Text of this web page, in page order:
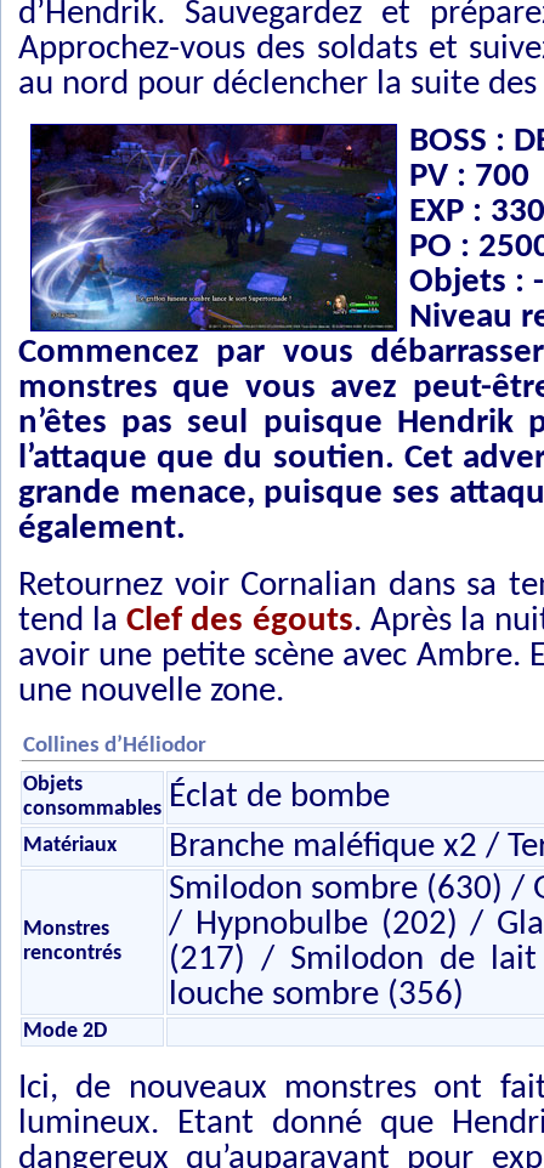
d’Hendrik. Sauvegardez et
Approchez-vous des soldats et
au nord pour déclencher la suite
BOSS :
PV : 700
EXP :
PO :
Objets : -
Niveau
Commencez par vous
monstres que vous avez peut-
n’êtes pas seul puisque
l’attaque que du soutien. Cet
grande menace, puisque ses
également.
Retournez voir Cornalian dans sa
tend laClef des égouts. Après la
avoir une petite scène avec Ambre.
une nouvelle zone.
Collines d’Héliodor
Objets
consommables Éclat de bombe
Matériaux Branche maléfique x2 /
Monstres
rencontrés
Smilodon sombre (630) /
/ Hypnobulbe (202) /
(217) / Smilodon de
louche sombre (356)
Mode 2D
Ici, de nouveaux monstres ont
lumineux. Etant donné que
dangereux qu’auparavant pour